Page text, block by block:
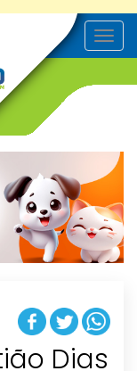
T
o
v
g
t
i
o
n
Dias